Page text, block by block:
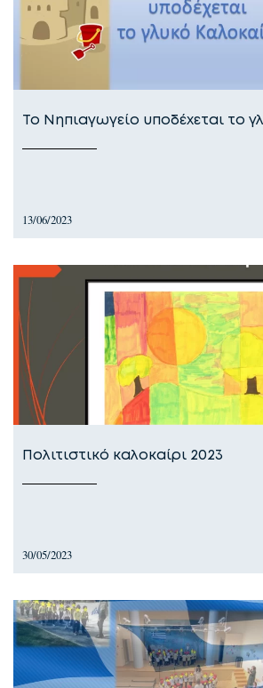
Το Νηπιαγωγείο υποδέχεται το
13/06/2023
Πολιτιστικό καλοκαίρι 2023
30/05/2023